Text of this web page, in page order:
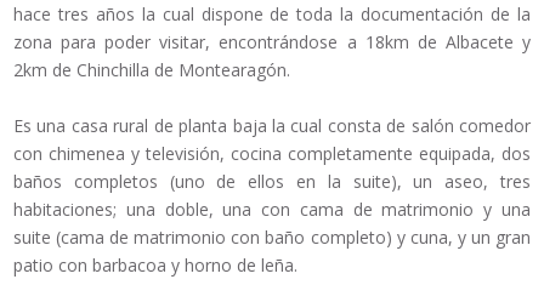
hace tres años la cual dispone de toda la documentación de la
zona para poder visitar, encontrándose a 18km de Albacete y
2km de Chinchilla de Montearagón.
Es una casa rural de planta baja la cual consta de salón comedor
con chimenea y televisión, cocina completamente equipada, dos
baños completos (uno de ellos en la suite), un aseo, tres
habitaciones; una doble, una con cama de matrimonio y una
suite (cama de matrimonio con baño completo) y cuna, y un gran
patio con barbacoa y horno de leña.